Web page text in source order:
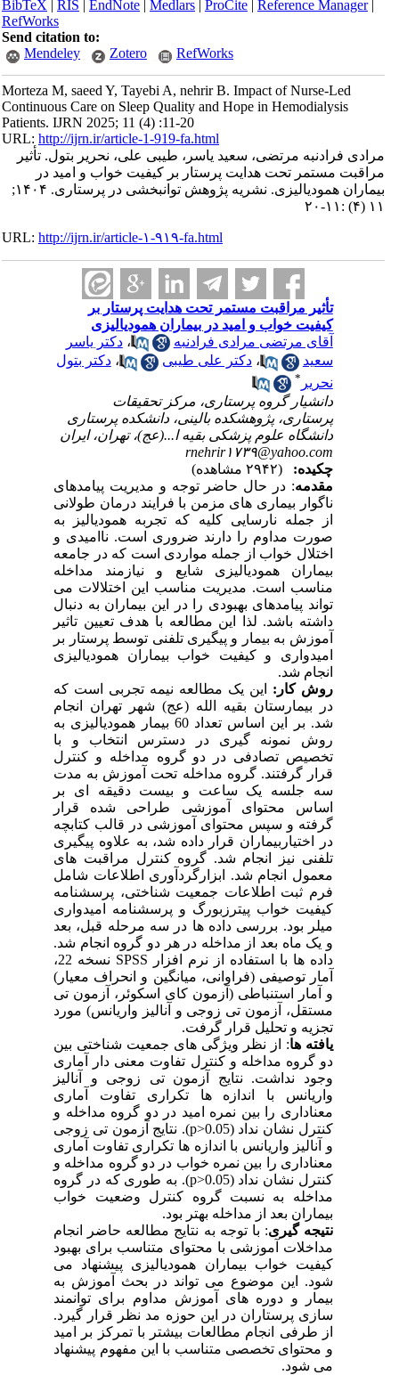
BibTeX|RIS|EndNote|Medlars|ProCite|Reference Manager
RefWorks
Send citation to:
Mendeley
Zotero RefWorks
Morteza M, saeed Y, Tayebi A, nehrir B. Impact of Nurse-Led
Continuous Care on Sleep Quality and Hope in Hemodialysis
Patients. IJRN 2025; 11 (4) :11-20
URL:http://ijrn.ir/article-1-919-fa.html
مرادی فرادنبه مرتضی، سعید یاسر، طیبی علی، نحریر بتول. تأثیر
مراقبت مستمر تحت هدایت پرستار بر کیفیت خواب و امید در
بیماران همودیالیزی. نشریه پژوهش توانبخشی در پرستاری. ۱۴۰۴;
۱۱ (۴) :۱۱-۲۰
URL:http://ijrn.ir/article-۱-۹۱۹-fa.html
تأثیر مراقبت مستمر تحت هدایت پرستار بر
کیفیت خواب و امید در بیماران همودیالیزی
آقای مرتضی مرادی فرادنبه
،دکتر یاسر
سعید
،دکتر علی طیبی ،دکتر بتول
نحریر
دانشیار گروه پرستاری، مرکز تحقیقات
پرستاری، پژوهشکده بالینی، دانشکده پرستاری
دانشگاه علوم پزشکی بقیه ا...(عج)، تهران، ایران
rnehrir۱۷۳۹@yahoo.com
چکیده:
مقدمه: در حال حاضر توجه و مدیریت پیامدهای
ناگوار بیماری های مزمن با فرایند درمان طولانی
از جمله نارسایی کلیه که تجربه همودیالیز به
صورت مداوم را دارند ضروری است. ناامیدی و
اختلال خواب از جمله مواردی است که در جامعه
بیماران همودیالیزی شایع و نیازمند مداخله
مناسب است. مدیریت مناسب این اختلالات می
تواند پیامدهای بهبودی را در این بیماران به دنبال
داشته باشد. لذا این مطالعه با هدف تعیین تاثیر
آموزش به بیمار و پیگیری تلفنی توسط پرستار بر
امیدواری و کیفیت خواب بیماران همودیالیزی
انجام شد.
روش کار:این یک مطالعهنیمه تجربیاست که
در بیمارستان بقیه الله (عج) شهر تهران انجام
شد. بر این اساس تعداد 60 بیمار همودیالیزی به
روش نمونه گیری در دسترس انتخاب و با
تخصیص تصادفی در دو گروه مداخله و کنترل
قرار گرفتند. گروه مداخله تحت آموزش به مدت
سه جلسه یک ساعت و بیست دقیقه ای بر
اساس محتوای آموزشی طراحی شده قرار
گرفته و سپس محتوای آموزشی در قالب کتابچه
در اختیاربیماران قرار داده شد، به علاوه پیگیری
تلفنی نیز انجام شد. گروه کنترل مراقبت های
معمول انجام شد. ابزارگردآوری اطلاعات شامل
فرم ثبت اطلاعات جمعیت شناختی، پرسشنامه
کیفیت خواب پیترزبورگ و پرسشنامه امیدواری
میلر بود. بررسی داده ها در سه مرحله قبل، بعد
و یک ماه بعد از مداخله در هر دو گروه انجام شد.
داده ها با استفاده از نرم افزارSPSS
نسخه 22،
آمار توصیفی (فراوانی، میانگین و انحراف معیار)
و آمار استنباطی (آزمون کای اسکوئر، آزمون تی
مستقل، آزمون تی زوجی و آنالیز واریانس) مورد
تجزیه و تحلیل قرار گرفت.
یافته ها: از نظر ویژگی های جمعیت شناختی بین
دو گروه مداخله و کنترل تفاوت معنی دار آماری
وجود نداشت. نتایج آزمون تی زوجی و آنالیز
واریانس با اندازه ها تکراری تفاوت آماری
معناداری را بین نمره امید در دو گروه مداخله و
کنترل نشان نداد (p>0.05)
.نتایج آزمون تی زوجی
و آنالیز واریانس با اندازه ها تکراری تفاوت آماری
معناداری را بین نمره خواب در دو گروه مداخله و
کنترل نشان نداد .(p>0.05)به طوری که در گروه
مداخله به نسبت گروه کنترل وضعیت خواب
بیماران بعد از مداخله بهتر بود.
نتیجه گیری: با توجه به نتایج مطالعه حاضر انجام
مداخلات آموزشی با محتوای متناسب برای بهبود
کیفیت خواب بیماران همودیالیزی پیشنهاد می
شود. این موضوع می تواند در بحث آموزش به
بیمار و دوره های آموزش مداوم برای توانمند
سازی پرستاران در این حوزه مد نظر قرار گیرد.
از طرفی انجام مطالعات بیشتر با تمرکز بر امید
و محتوای تخصصی متناسب با این مفهوم پیشنهاد
می شود.